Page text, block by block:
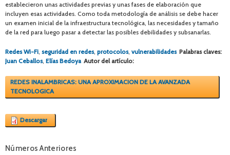
establecieron unas actividades previas y unas fases de elaboración que
incluyen esas actividades. Como toda metodología de análisis se debe hacer
un examen inicial de la infraestructura tecnológica, las necesidades y tamaño
de la red para luego pasar a detectar las posibles debilidades y subsanarlas.
Palabras claves:
Redes Wi-Fi, seguridad en redes, protocolos, vulnerabilidades
Autor del artículo:
Juan Ceballos, Elías Bedoya
REDES INALAMBRICAS: UNA APROXIMACION DE LA AVANZADA
TECNOLOGICA
Descargar
Números Anteriores